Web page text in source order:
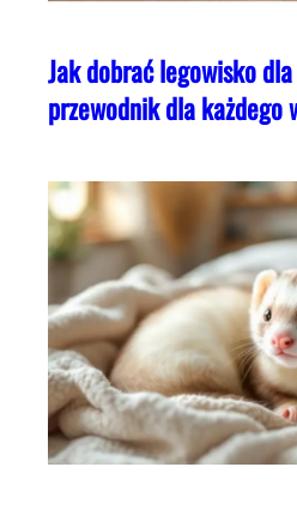
Jak dobrać legowisko
przewodnik dla każdego